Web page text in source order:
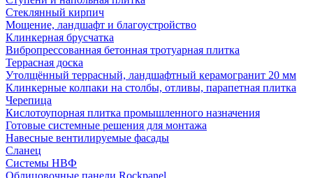
Cтеклянный кирпич
Мощение, ландшафт и благоустройство
Клинкерная брусчатка
Вибропрессованная бетонная тротуарная плитка
Террасная доска
Утолщённый террасный, ландшафтный керамогранит 20 мм
Клинкерные колпаки на столбы, отливы, парапетная плитка
Черепица
Кислотоупорная плитка промышленного назначения
Готовые системные решения для монтажа
Навесные вентилируемые фасады
Сланец
Системы НВФ
Облицовочные панели Rockpanel